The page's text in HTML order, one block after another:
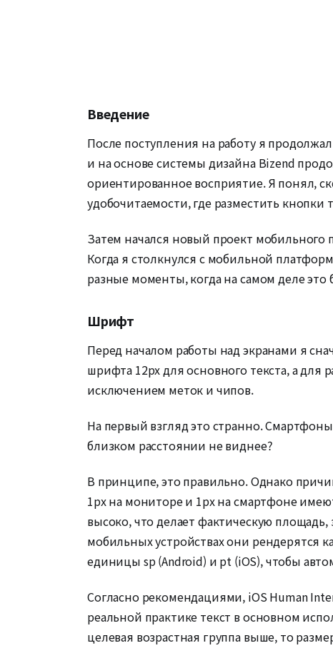
Введение
После поступления на работу я
и на основе системы дизайна Bizend
ориентированное восприятие. Я понял,
удобочитаемости, где разместить
Затем начался новый проект
Когда я столкнулся с мобильной
разные моменты, когда на самом деле
Шрифт
Перед началом работы над экранами я
шрифта 12px для основного текста, а
исключением меток и чипов.
На первый взгляд это странно.
близком расстоянии не виднее?
В принципе, это правильно. Однако
1px на мониторе и 1px на смартфоне
высоко, что делает фактическую
мобильных устройствах они рендерятся
единицы sp (Android) и pt (iOS), чтобы
Согласно рекомендациями, iOS Human
реальной практике текст в основном
целевая возрастная группа выше, то